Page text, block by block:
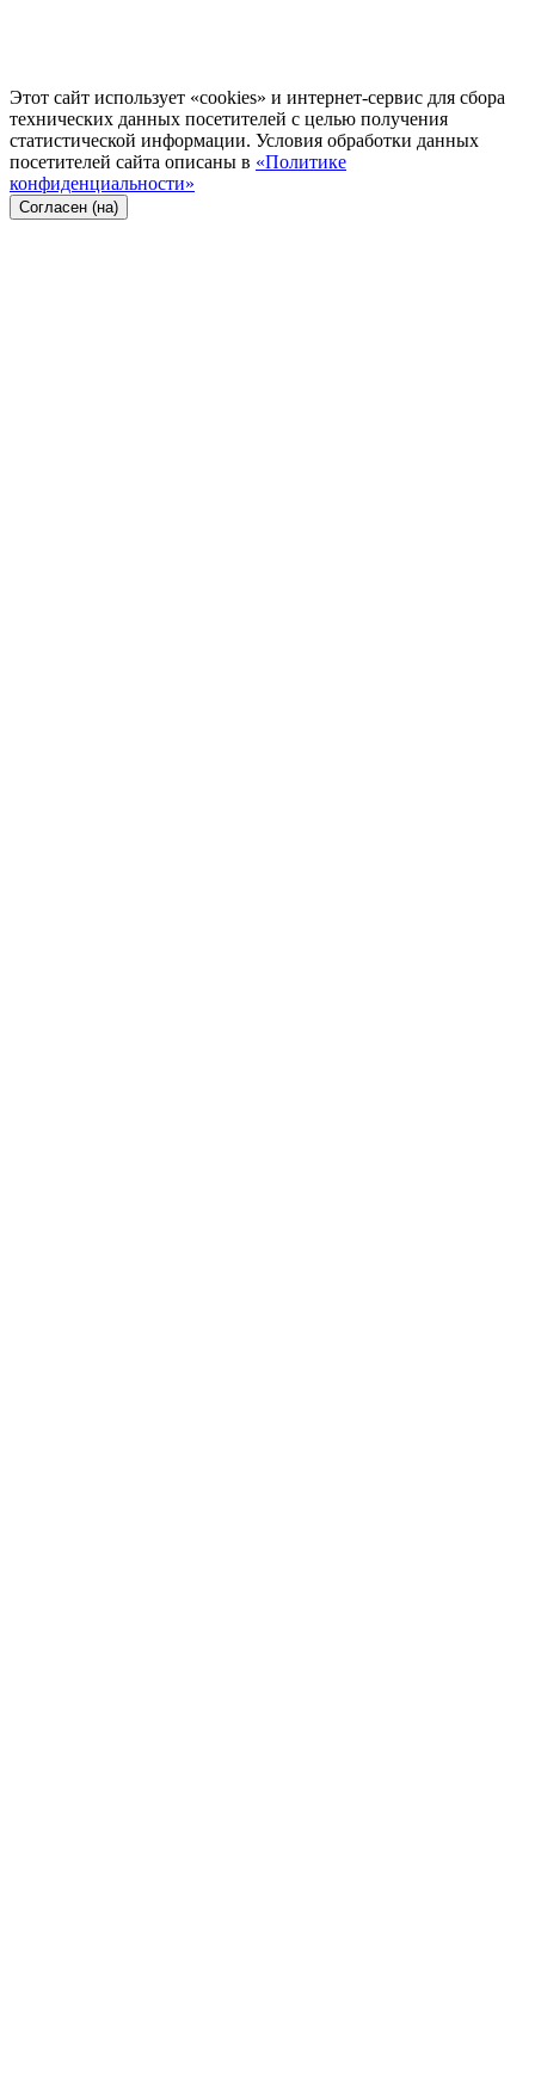
Этот сайт использует «cookies» и интернет-сервис для сбора
технических данных посетителей с целью получения
статистической информации. Условия обработки данных
посетителей сайта описаны в «Политике
конфиденциальности»
Согласен (на)